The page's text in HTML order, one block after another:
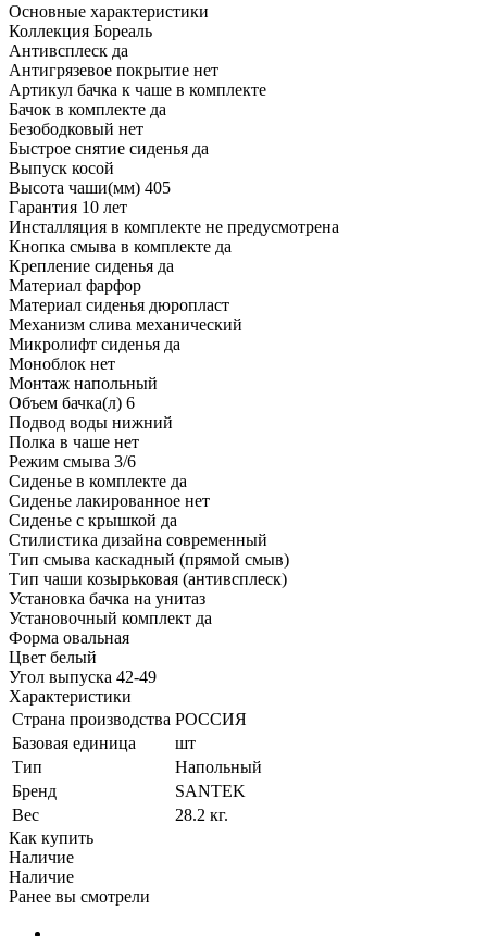
Основные характеристики
Коллекция Бореаль
Антивсплеск да
Антигрязевое покрытие нет
Артикул бачка к чаше в комплекте
Бачок в комплекте да
Безободковый нет
Быстрое снятие сиденья да
Выпуск косой
Высота чаши(мм) 405
Гарантия 10 лет
Инсталляция в комплекте не предусмотрена
Кнопка смыва в комплекте да
Крепление сиденья да
Материал фарфор
Материал сиденья дюропласт
Механизм слива механический
Микролифт сиденья да
Моноблок нет
Монтаж напольный
Объем бачка(л) 6
Подвод воды нижний
Полка в чаше нет
Режим смыва 3/6
Сиденье в комплекте да
Сиденье лакированное нет
Сиденье с крышкой да
Стилистика дизайна современный
Тип смыва каскадный (прямой смыв)
Тип чаши козырьковая (антивсплеск)
Установка бачка на унитаз
Установочный комплект да
Форма овальная
Цвет белый
Угол выпуска 42-49
Характеристики
Страна производства РОССИЯ
Базовая единица
шт
Тип
Напольный
Бренд
SANTEK
Вес
28.2 кг.
Как купить
Наличие
Наличие
Ранее вы смотрели